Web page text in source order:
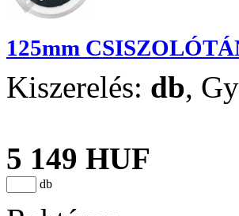
125mm
Kiszerelés: db,
5 149 HUF
db